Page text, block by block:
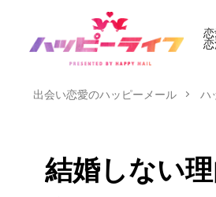
出会い恋愛のハッピーメール ハ
結婚しない